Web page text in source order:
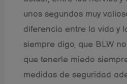
unos segundos muy
diferencia entre la vida y
siempre digo, que BLW
que tenerle miedo
medidas de seguridad